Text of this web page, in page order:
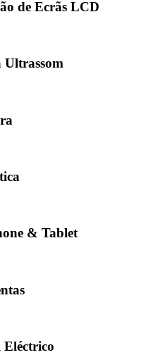
de Ecrãs LCD
Ultrassom
& Tablet